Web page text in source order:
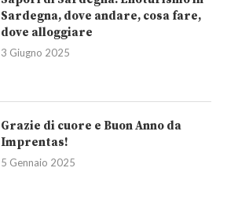
Sardegna, dove andare, cosa fare,
dove alloggiare
3 Giugno 2025
Grazie di cuore e Buon Anno da
Imprentas!
5 Gennaio 2025